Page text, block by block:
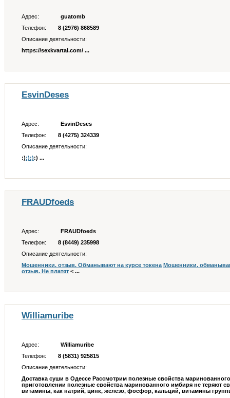
Адрес:
guatomb
Телефон:
8 (2976) 868589
Описание деятельности:
https://sexkvartal.com/ ...
EsvinDeses
Адрес:
EsvinDeses
Телефон:
8 (4275) 324339
Описание деятельности:
:):):):) ...
FRAUDfoeds
Адрес:
FRAUDfoeds
Телефон:
8 (8449) 235998
Описание деятельности:
Мошенники. отзыв. Обманывают на курсе токена Мошенники.
отзыв. Не платят < ...
Williamuribe
Адрес:
Williamuribe
Телефон:
8 (5831) 925815
Описание деятельности:
Доставка суши в Одессе Рассмотрим полезные свойства
приготовлении полезные свойства маринованного имбиря не теряют
витамины, как натрий, цинк, железо, фосфор, кальций, витамины